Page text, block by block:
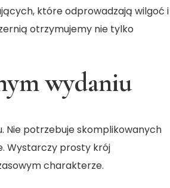
które odprowadzają wilgoć i
otrzymujemy nie tylko
wydaniu
Nie potrzebuje skomplikowanych
Wystarczy prosty krój
charakterze.